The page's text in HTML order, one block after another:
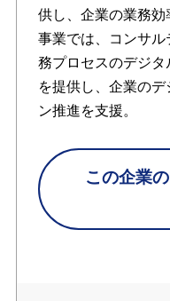
供し、企業の業務
事業では、コンサ
務プロセスのデジ
を提供し、企業の
ン推進を支援。
この企業